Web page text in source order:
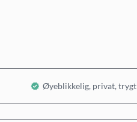
Øyeblikkelig, privat, trygt